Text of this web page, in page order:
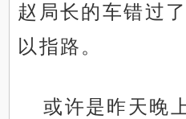
赵局长的车错过
以指路。
或许是昨天晚